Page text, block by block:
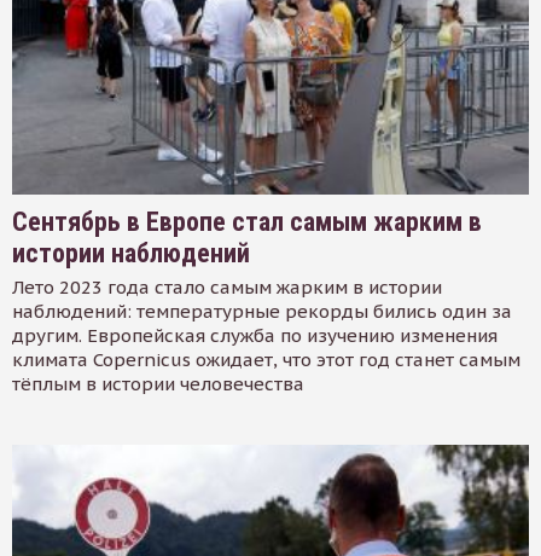
Сентябрь в Европе стал самым жарким в
истории наблюдений
Лето 2023 года стало самым жарким в истории
наблюдений: температурные рекорды бились один за
другим. Европейская служба по изучению изменения
климата Copernicus ожидает, что этот год станет самым
тёплым в истории человечества